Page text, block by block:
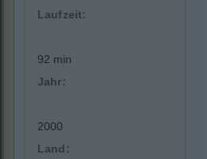
Laufzeit:
92 min
Jahr:
2000
Land: